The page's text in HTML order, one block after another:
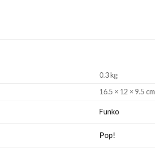
0.3 kg
16.5 × 12 × 9.5 cm
Funko
Pop!